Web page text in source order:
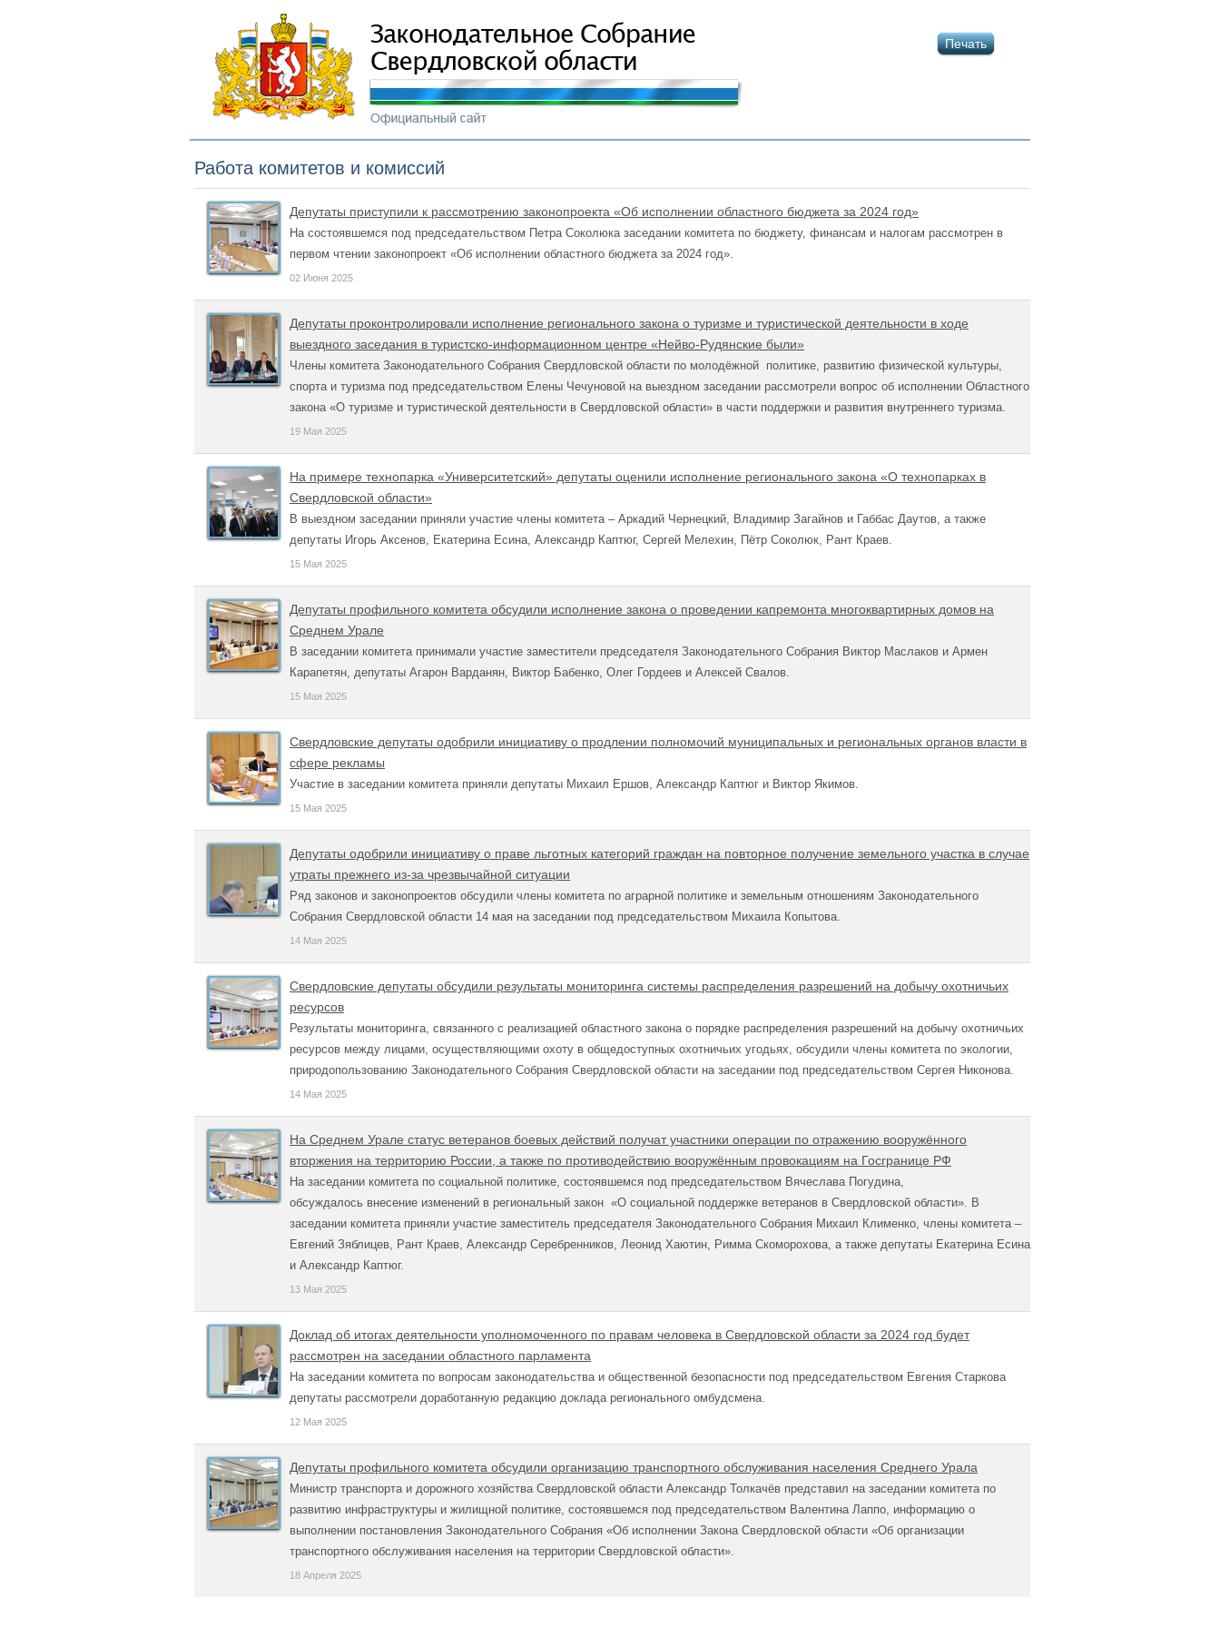
Печать
Работа комитетов и комиссий
Депутаты приступили к рассмотрению законопроекта «Об исполнении областного бюджета за 2024 год»
На состоявшемся под председательством Петра Соколюка заседании комитета по бюджету, финансам и налогам рассмотрен в
первом чтении законопроект «Об исполнении областного бюджета за 2024 год».
02 Июня 2025
Депутаты проконтролировали исполнение регионального закона о туризме и туристической деятельности в ходе
выездного заседания в туристско-информационном центре «Нейво-Рудянские были»
Члены комитета Законодательного Собрания Свердловской области по молодёжной политике, развитию физической культуры,
спорта и туризма под председательством Елены Чечуновой на выездном заседании рассмотрели вопрос об исполнении Областного
закона «О туризме и туристической деятельности в Свердловской области» в части поддержки и развития внутреннего туризма.
19 Мая 2025
На примере технопарка «Университетский» депутаты оценили исполнение регионального закона «О технопарках в
Свердловской области»
В выездном заседании приняли участие члены комитета – Аркадий Чернецкий, Владимир Загайнов и Габбас Даутов, а также
депутаты Игорь Аксенов, Екатерина Есина, Александр Каптюг, Сергей Мелехин, Пётр Соколюк, Рант Краев.
15 Мая 2025
Депутаты профильного комитета обсудили исполнение закона о проведении капремонта многоквартирных домов на
Среднем Урале
В заседании комитета принимали участие заместители председателя Законодательного Собрания Виктор Маслаков и Армен
Карапетян, депутаты Агарон Варданян, Виктор Бабенко, Олег Гордеев и Алексей Свалов.
15 Мая 2025
Свердловские депутаты одобрили инициативу о продлении полномочий муниципальных и региональных органов власти в
сфере рекламы
Участие в заседании комитета приняли депутаты Михаил Ершов, Александр Каптюг и Виктор Якимов.
15 Мая 2025
Депутаты одобрили инициативу о праве льготных категорий граждан на повторное получение земельного участка в случае
утраты прежнего из-за чрезвычайной ситуации
Ряд законов и законопроектов обсудили члены комитета по аграрной политике и земельным отношениям Законодательного
Собрания Свердловской области 14 мая на заседании под председательством Михаила Копытова.
14 Мая 2025
Свердловские депутаты обсудили результаты мониторинга системы распределения разрешений на добычу охотничьих
ресурсов
Результаты мониторинга, связанного с реализацией областного закона о порядке распределения разрешений на добычу охотничьих
ресурсов между лицами, осуществляющими охоту в общедоступных охотничьих угодьях, обсудили члены комитета по экологии,
природопользованию Законодательного Собрания Свердловской области на заседании под председательством Сергея Никонова.
14 Мая 2025
На Среднем Урале статус ветеранов боевых действий получат участники операции по отражению вооружённого
вторжения на территорию России, а также по противодействию вооружённым провокациям на Госгранице РФ
На заседании комитета по социальной политике, состоявшемся под председательством Вячеслава Погудина,
обсуждалось внесение изменений в региональный закон «О социальной поддержке ветеранов в Свердловской области». В
заседании комитета приняли участие заместитель председателя Законодательного Собрания Михаил Клименко, члены комитета –
Евгений Зяблицев, Рант Краев, Александр Серебренников, Леонид Хаютин, Римма Скоморохова, а также депутаты Екатерина Есина
и Александр Каптюг.
13 Мая 2025
Доклад об итогах деятельности уполномоченного по правам человека в Свердловской области за 2024 год будет
рассмотрен на заседании областного парламента
На заседании комитета по вопросам законодательства и общественной безопасности под председательством Евгения Старкова
депутаты рассмотрели доработанную редакцию доклада регионального омбудсмена.
12 Мая 2025
Депутаты профильного комитета обсудили организацию транспортного обслуживания населения Среднего Урала
Министр транспорта и дорожного хозяйства Свердловской области Александр Толкачёв представил на заседании комитета по
развитию инфраструктуры и жилищной политике, состоявшемся под председательством Валентина Лаппо, информацию о
выполнении постановления Законодательного Собрания «Об исполнении Закона Свердловской области «Об организации
транспортного обслуживания населения на территории Свердловской области».
18 Апреля 2025